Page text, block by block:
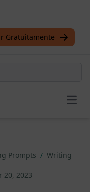
Gratuitamente
Prompts / Writing
20, 2023